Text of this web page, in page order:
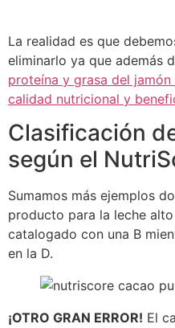
La realidad es que
eliminarlo ya que además
proteína y grasa del
calidad nutricional y
Clasificación
según el
Sumamos más ejemplos
producto para la leche
catalogado con una B
en la D.
¡OTRO GRAN ERROR! El